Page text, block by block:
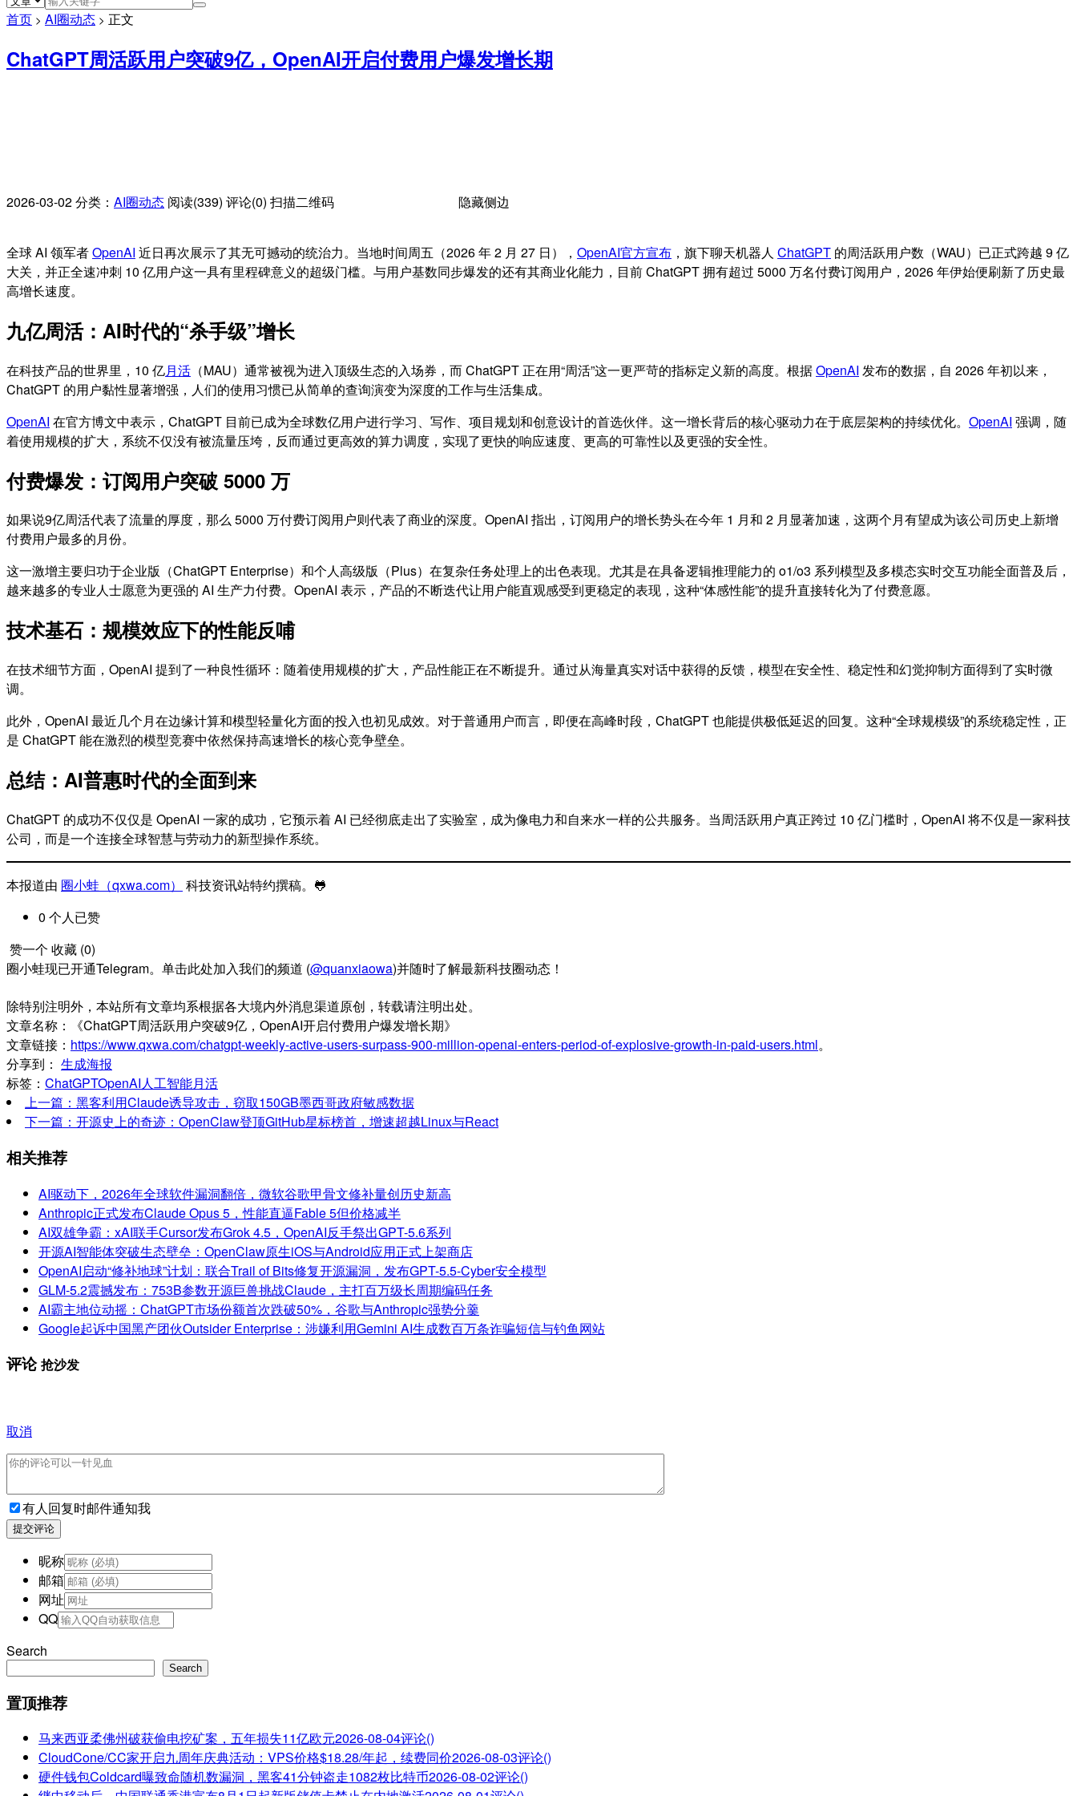
首页 > AI圈动态 > 正文
ChatGPT周活跃用户突破9亿，OpenAI开启付费用户爆发增长期
2026-03-02分类： AI圈动态 阅读(339) 评论(0) 扫描二维码 隐藏侧边
全球 AI 领军者OpenAI 近日再次展示了其无可撼动的统治力。当地时间周五（2026 年 2 月 27 日）， OpenAI官方宣布 ，旗下聊天机器人 ChatGPT 的周活跃用户数（WAU）已正式跨越 9 亿
大关，并正全速冲刺 10 亿用户这一具有里程碑意义的超级门槛。与用户基数同步爆发的还有其商业化能力，目前 ChatGPT 拥有超过 5000 万名付费订阅用户，2026 年伊始便刷新了历史最
高增长速度。
九亿周活：AI时代的“杀手级”增长
在科技产品的世界里，10 亿月活 （MAU）通常被视为进入顶级生态的入场券，而 ChatGPT 正在用“周活”这一更严苛的指标定义新的高度。根据OpenAI 发布的数据，自 2026 年初以来，
ChatGPT 的用户黏性显著增强，人们的使用习惯已从简单的查询演变为深度的工作与生活集成。
OpenAI 在官方博文中表示，ChatGPT 目前已成为全球数亿用户进行学习、写作、项目规划和创意设计的首选伙伴。这一增长背后的核心驱动力在于底层架构的持续优化。 OpenAI 强调，随
着使用规模的扩大，系统不仅没有被流量压垮，反而通过更高效的算力调度，实现了更快的响应速度、更高的可靠性以及更强的安全性。
付费爆发：订阅用户突破 5000 万
如果说9亿周活代表了流量的厚度，那么 5000 万付费订阅用户则代表了商业的深度。OpenAI 指出，订阅用户的增长势头在今年 1 月和 2 月显著加速，这两个月有望成为该公司历史上新增
付费用户最多的月份。
这一激增主要归功于企业版（ChatGPT Enterprise）和个人高级版（Plus）在复杂任务处理上的出色表现。尤其是在具备逻辑推理能力的 o1/o3 系列模型及多模态实时交互功能全面普及后，
越来越多的专业人士愿意为更强的 AI 生产力付费。OpenAI 表示，产品的不断迭代让用户能直观感受到更稳定的表现，这种“体感性能”的提升直接转化为了付费意愿。
技术基石：规模效应下的性能反哺
在技术细节方面，OpenAI 提到了一种良性循环：随着使用规模的扩大，产品性能正在不断提升。通过从海量真实对话中获得的反馈，模型在安全性、稳定性和幻觉抑制方面得到了实时微
调。
此外，OpenAI 最近几个月在边缘计算和模型轻量化方面的投入也初见成效。对于普通用户而言，即便在高峰时段，ChatGPT 也能提供极低延迟的回复。这种“全球规模级”的系统稳定性，正
是 ChatGPT 能在激烈的模型竞赛中依然保持高速增长的核心竞争壁垒。
总结：AI普惠时代的全面到来
ChatGPT 的成功不仅仅是 OpenAI 一家的成功，它预示着 AI 已经彻底走出了实验室，成为像电力和自来水一样的公共服务。当周活跃用户真正跨过 10 亿门槛时，OpenAI 将不仅是一家科技
公司，而是一个连接全球智慧与劳动力的新型操作系统。
本报道由 圈小蛙（qxwa.com）
科技资讯站特约撰稿。🐸️
0 个人已赞
赞一个 收藏 (0)
圈小蛙现已开通Telegram。单击此处加入我们的频道 (@quanxiaowa)并随时了解最新科技圈动态！
除特别注明外，本站所有文章均系根据各大境内外消息渠道原创，转载请注明出处。
文章名称：《ChatGPT周活跃用户突破9亿，OpenAI开启付费用户爆发增长期》
文章链接： https://www.qxwa.com/chatgpt-weekly-active-users-surpass-900-million-openai-enters-period-of-explosive-growth-in-paid-users.html。
分享到： 生成海报
标签： ChatGPTOpenAI人工智能月活
上一篇：黑客利用Claude诱导攻击，窃取150GB墨西哥政府敏感数据
下一篇：开源史上的奇迹：OpenClaw登顶GitHub星标榜首，增速超越Linux与React
相关推荐
AI驱动下，2026年全球软件漏洞翻倍，微软谷歌甲骨文修补量创历史新高
Anthropic正式发布Claude Opus 5，性能直逼Fable 5但价格减半
AI双雄争霸：xAI联手Cursor发布Grok 4.5，OpenAI反手祭出GPT-5.6系列
开源AI智能体突破生态壁垒：OpenClaw原生iOS与Android应用正式上架商店
OpenAI启动“修补地球”计划：联合Trail of Bits修复开源漏洞，发布GPT-5.5-Cyber安全模型
GLM-5.2震撼发布：753B参数开源巨兽挑战Claude，主打百万级长周期编码任务
AI霸主地位动摇：ChatGPT市场份额首次跌破50%，谷歌与Anthropic强势分羹
Google起诉中国黑产团伙Outsider Enterprise：涉嫌利用Gemini AI生成数百万条诈骗短信与钓鱼网站
评论抢沙发
取消
有人回复时邮件通知我
提交评论
昵称
邮箱
网址
QQ
Search
Search
置顶推荐
马来西亚柔佛州破获偷电挖矿案，五年损失11亿欧元2026-08-04评论()
CloudCone/CC家开启九周年庆典活动：VPS价格$18.28/年起，续费同价2026-08-03评论()
硬件钱包Coldcard曝致命随机数漏洞，黑客41分钟盗走1082枚比特币2026-08-02评论()